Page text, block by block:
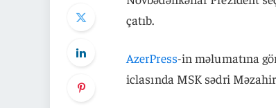
çatıb.
AzerPress-in məlumatına
iclasında MSK sədri